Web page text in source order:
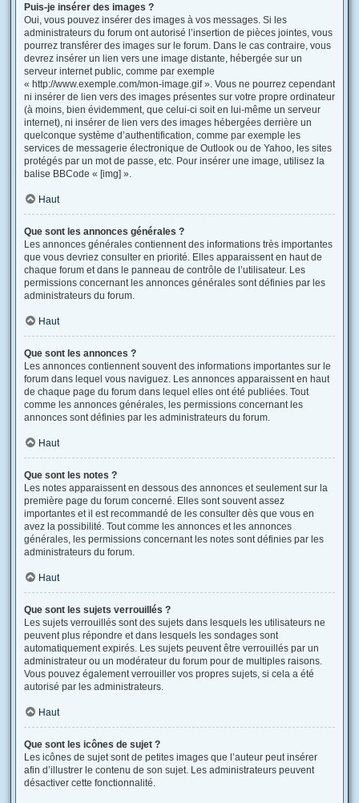
Puis-je insérer des images ?
Oui, vous pouvez insérer des images à vos messages. Si les
administrateurs du forum ont autorisé l’insertion de pièces jointes, vous
pourrez transférer des images sur le forum. Dans le cas contraire, vous
devrez insérer un lien vers une image distante, hébergée sur un
serveur internet public, comme par exemple
« http://www.exemple.com/mon-image.gif ». Vous ne pourrez cependant
ni insérer de lien vers des images présentes sur votre propre ordinateur
(à moins, bien évidemment, que celui-ci soit en lui-même un serveur
internet), ni insérer de lien vers des images hébergées derrière un
quelconque système d’authentification, comme par exemple les
services de messagerie électronique de Outlook ou de Yahoo, les sites
protégés par un mot de passe, etc. Pour insérer une image, utilisez la
balise BBCode « [img] ».
Haut
Que sont les annonces générales ?
Les annonces générales contiennent des informations très importantes
que vous devriez consulter en priorité. Elles apparaissent en haut de
chaque forum et dans le panneau de contrôle de l’utilisateur. Les
permissions concernant les annonces générales sont définies par les
administrateurs du forum.
Haut
Que sont les annonces ?
Les annonces contiennent souvent des informations importantes sur le
forum dans lequel vous naviguez. Les annonces apparaissent en haut
de chaque page du forum dans lequel elles ont été publiées. Tout
comme les annonces générales, les permissions concernant les
annonces sont définies par les administrateurs du forum.
Haut
Que sont les notes ?
Les notes apparaissent en dessous des annonces et seulement sur la
première page du forum concerné. Elles sont souvent assez
importantes et il est recommandé de les consulter dès que vous en
avez la possibilité. Tout comme les annonces et les annonces
générales, les permissions concernant les notes sont définies par les
administrateurs du forum.
Haut
Que sont les sujets verrouillés ?
Les sujets verrouillés sont des sujets dans lesquels les utilisateurs ne
peuvent plus répondre et dans lesquels les sondages sont
automatiquement expirés. Les sujets peuvent être verrouillés par un
administrateur ou un modérateur du forum pour de multiples raisons.
Vous pouvez également verrouiller vos propres sujets, si cela a été
autorisé par les administrateurs.
Haut
Que sont les icônes de sujet ?
Les icônes de sujet sont de petites images que l’auteur peut insérer
afin d’illustrer le contenu de son sujet. Les administrateurs peuvent
désactiver cette fonctionnalité.